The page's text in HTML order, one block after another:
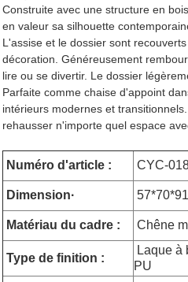
Construite avec une structure en
en valeur sa silhouette
L'assise et le dossier sont
décoration. Généreusement
lire ou se divertir. Le dossier
Parfaite comme chaise d'appoint
intérieurs modernes et
rehausser n'importe quel espace
Numéro d'article : CYC-
Dimension·
Matériau du cadre : Chêne
Type de finition :
Laque à
PU